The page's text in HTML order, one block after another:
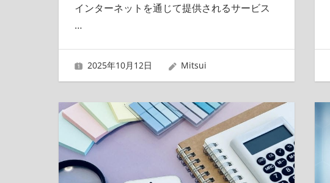
インターネットを通じて提供されるサービス
…
2025年10月12日 Mitsui